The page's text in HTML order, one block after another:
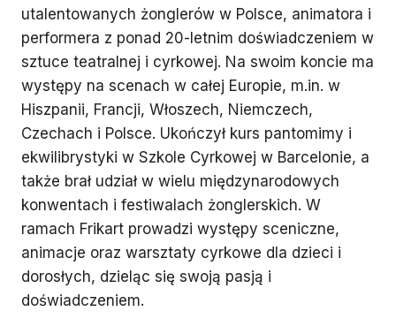
utalentowanych żonglerów w Polsce, animatora i
performera z ponad 20-letnim doświadczeniem w
sztuce teatralnej i cyrkowej. Na swoim koncie ma
występy na scenach w całej Europie, m.in. w
Hiszpanii, Francji, Włoszech, Niemczech,
Czechach i Polsce. Ukończył kurs pantomimy i
ekwilibrystyki w Szkole Cyrkowej w Barcelonie, a
także brał udział w wielu międzynarodowych
konwentach i festiwalach żonglerskich. W
ramach Frikart prowadzi występy sceniczne,
animacje oraz warsztaty cyrkowe dla dzieci i
dorosłych, dzieląc się swoją pasją i
doświadczeniem.